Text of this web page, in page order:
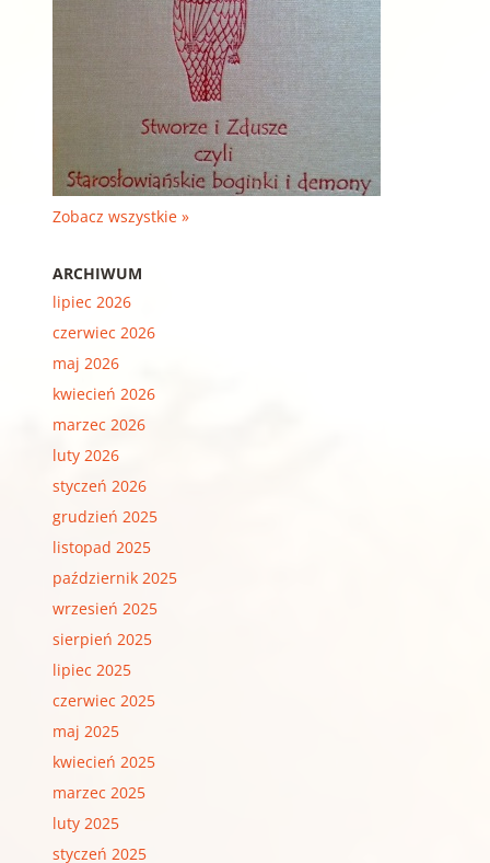
Zobacz wszystkie »
ARCHIWUM
lipiec 2026
czerwiec 2026
maj 2026
kwiecień 2026
marzec 2026
luty 2026
styczeń 2026
grudzień 2025
listopad 2025
październik 2025
wrzesień 2025
sierpień 2025
lipiec 2025
czerwiec 2025
maj 2025
kwiecień 2025
marzec 2025
luty 2025
styczeń 2025